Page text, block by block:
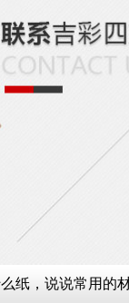
纸，说说常用的